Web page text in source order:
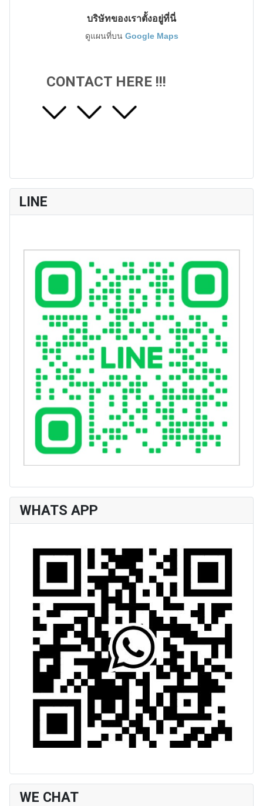
บริษัทของเราตั้งอยู่ที่นี่
ดูแผนที่บน Google Maps
CONTACT HERE !!!
LINE
WHATS APP
WE CHAT